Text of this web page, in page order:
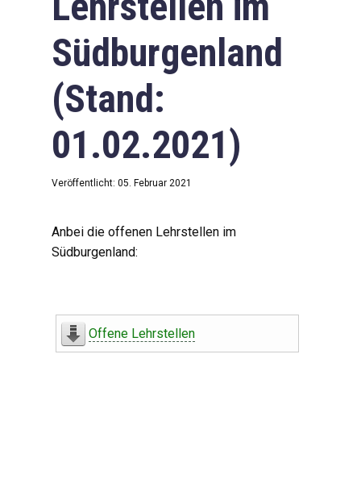
Südburgenland
(Stand:
01.02.2021)
Veröffentlicht: 05. Februar 2021
Anbei die offenen Lehrstellen im
Südburgenland:
Offene Lehrstellen